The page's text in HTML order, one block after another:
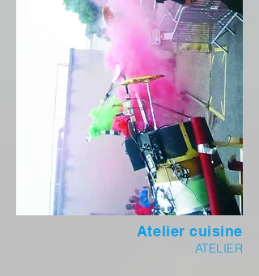
Atelier cuisine
ATELIER